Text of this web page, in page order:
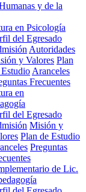
y de la
en Psicología
del Egresado
Autoridades
y Valores Plan
Aranceles
Frecuentes
en
del Egresado
Misión y
Plan de Estudio
Preguntas
de Lic.